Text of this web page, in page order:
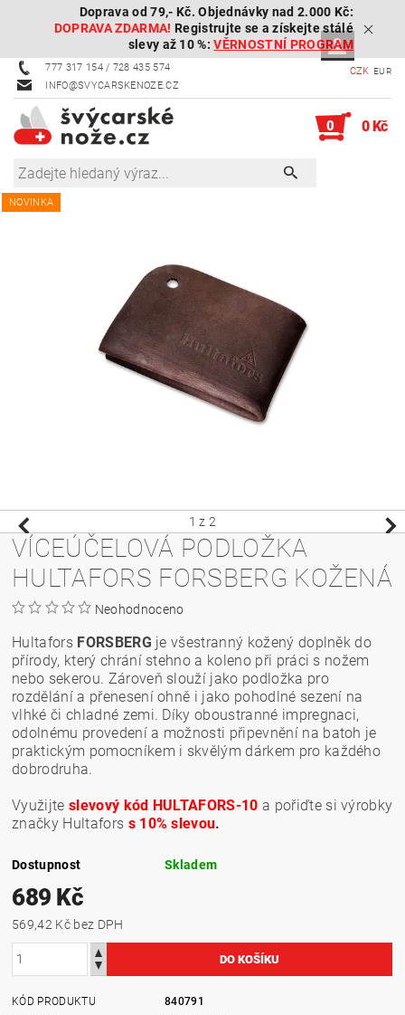
Doprava od 79,- Kč. Objednávky nad 2.000 Kč:
DOPRAVA ZDARMA! Registrujte se a získejte stálé
slevy až 10 %:VĚRNOSTNÍ PROGRAM
777 317 154 / 728 435 574
INFO@SVYCARSKENOZE.CZ
CZK EUR
0 0 Kč
NOVINKA
1 z 2
VÍCEÚČELOVÁ PODLOŽKA
HULTAFORS FORSBERG KOŽENÁ
Neohodnoceno
Hultafors FORSBERG je všestranný kožený doplněk do
přírody, který chrání stehno a koleno při práci s nožem
nebo sekerou. Zároveň slouží jako podložka pro
rozdělání a přenesení ohně i jako pohodlné sezení na
vlhké či chladné zemi. Díky oboustranné impregnaci,
odolnému provedení a možnosti připevnění na batoh je
praktickým pomocníkem i skvělým dárkem pro každého
dobrodruha.
Využijte slevový kód HULTAFORS-10 a pořiďte si výrobky
značky Hultafors s 10% slevou.
Dostupnost Skladem
689 Kč
569,42 Kč bez DPH
KÓD PRODUKTU
840791